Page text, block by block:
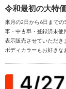
令和最初の大特
来月の2日から6日まで
車・中古車・登録済未使
表示販売させていただき
ボディカラーもお好きな